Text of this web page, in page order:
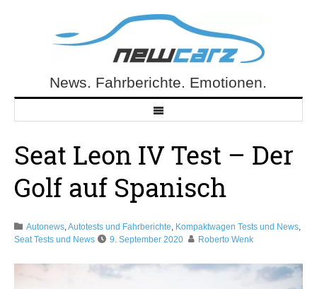
NewCarz.deNews. Fahrberichte. Emotionen.
Seat Leon IV Test – Der
Golf auf Spanisch
Autonews,Autotests und Fahrberichte, Kompaktwagen Tests und News,
Seat Tests und News
9. September 2020 Roberto Wenk